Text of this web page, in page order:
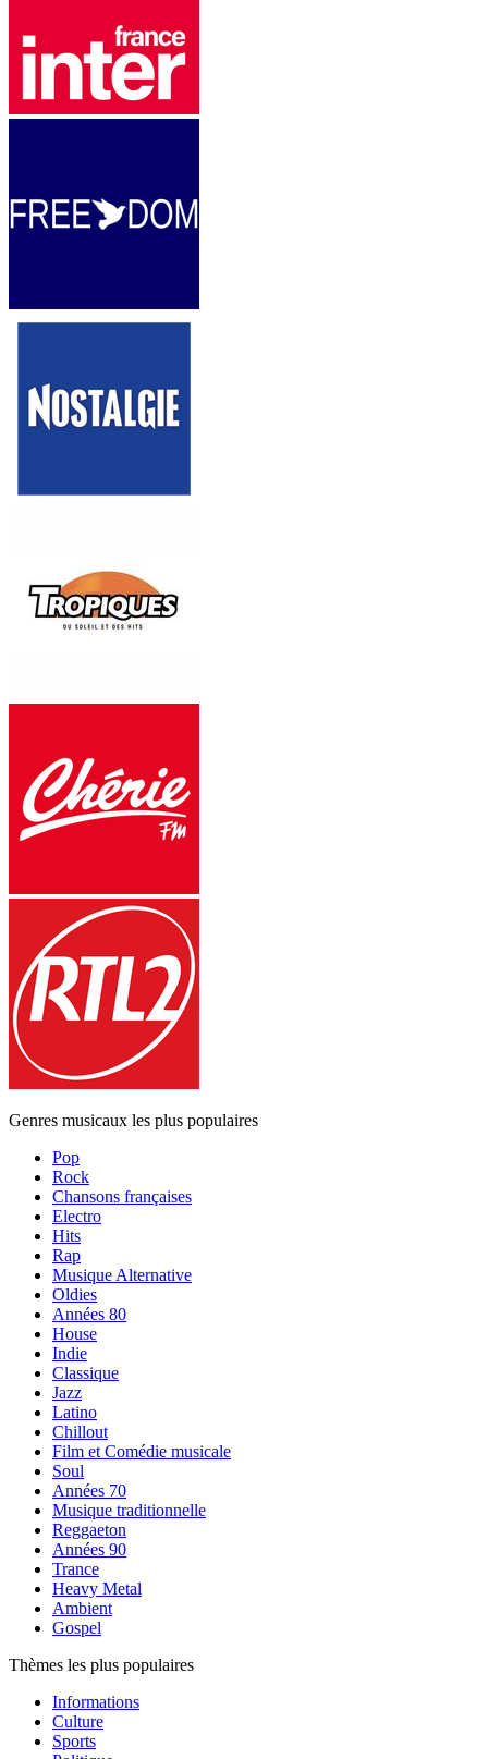
Genres musicaux les plus populaires
Pop
Rock
Chansons françaises
Electro
Hits
Rap
Musique Alternative
Oldies
Années 80
House
Indie
Classique
Jazz
Latino
Chillout
Film et Comédie musicale
Soul
Années 70
Musique traditionnelle
Reggaeton
Années 90
Trance
Heavy Metal
Ambient
Gospel
Thèmes les plus populaires
Informations
Culture
Sports